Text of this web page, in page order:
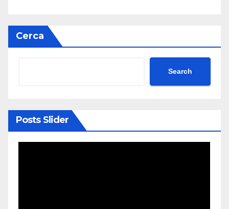
Cerca
Search
Posts Slider